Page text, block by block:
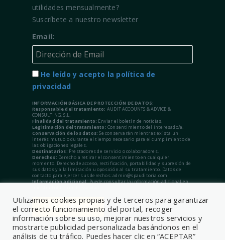
utilidades mensualmente?
Suscríbete a nuestro newsletter
Email:
He leído y acepto la política de
privacidad
INFORMACIÓN BÁSICA DE PROTECCIÓN DE DATOS:
Responsable del tratamiento: AUDIT ACCOUNTS & ADVICE &
CONSULTING, S.L.
Finalidad del tratamiento: Enviar el boletín de noticias.
Legitimación del tratamiento: Consentimiento del interesado/a.
Conservación de los datos: Se conservarán mientras exista un
interés mutuo o durante el tiempo necesario para el cumplimiento de
las obligaciones legales.
Destinatarios: Prestadores de servicio o colaboradores.
Derechos: Derecho a retirar el consentimiento en cualquier
momento. Derecho de acceso, rectificación, portabilidad y supresión de
sus datos y a la limitación u oposición al su tratamiento. Datos de
contacto para ejercer sus derechos: admin@spauditoria.com
Información adicional:Puede consultar la información adicional en
Utilizamos cookies propias y de terceros para garantizar
el correcto funcionamiento del portal, recoger
información sobre su uso, mejorar nuestros servicios y
mostrarte publicidad personalizada basándonos en el
análisis de tu tráfico. Puedes hacer clic en “ACEPTAR”